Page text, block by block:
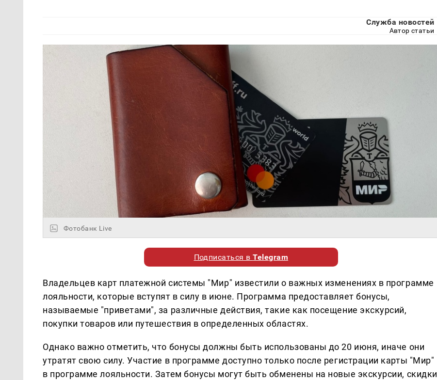
Служба новостей
Автор статьи
Фотобанк Live
Подписаться вTelegram
Владельцев карт платежной системы "Мир" известили о важных изменениях в программе
лояльности, которые вступят в силу в июне. Программа предоставляет бонусы,
называемые "приветами", за различные действия, такие как посещение экскурсий,
покупки товаров или путешествия в определенных областях.
Однако важно отметить, что бонусы должны быть использованы до 20 июня, иначе они
утратят свою силу. Участие в программе доступно только после регистрации карты "Мир"
в программе лояльности. Затем бонусы могут быть обменены на новые экскурсии, скидки